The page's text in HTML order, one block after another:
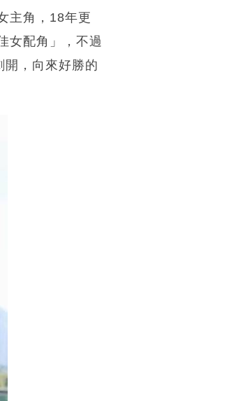
主角，18年更
女配角」，不過
開，向來好勝的